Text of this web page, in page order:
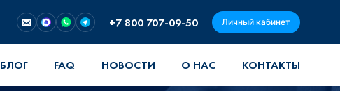
+7 800 707-09-50 Личный кабинет
БЛОГ FAQ НОВОСТИ О НАС КОНТАКТЫ